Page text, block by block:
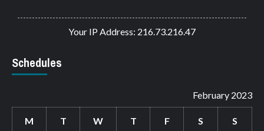
Your IP Address: 216.73.216.47
Schedules
February 2023
M T W T F S S